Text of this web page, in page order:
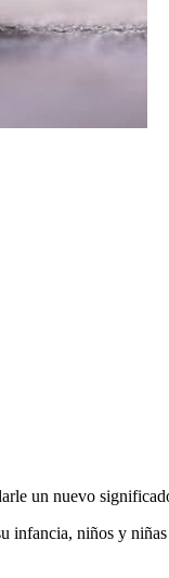
un nuevo
infancia, niños y